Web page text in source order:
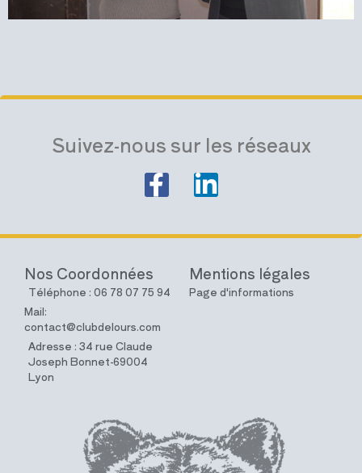
Suivez-nous sur les réseaux
Nos Coordonnées
Téléphone : 06 78 07 75 94
Mail:
contact@clubdelours.com
Adresse : 34 rue Claude
Joseph Bonnet-69004
Lyon
Mentions légales
Page d'informations